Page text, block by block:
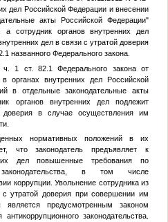
дел Российской Федерации и внесении
акты Российской Федерации"
а сотрудник органов внутренних дел
дел в связи с утратой доверия
названного Федерального закона.
1 ст. 82.1 Федерального закона от
внутренних дел Российской
в отдельные законодательные акты
органов внутренних дел подлежит
в случае осуществления им
нормативных положений в их
что законодатель предъявляет к
дел повышенные требования по
в том числе
коррупции. Увольнение сотрудника из
утратой доверия при совершении им
является предусмотренным законом
законодательства.